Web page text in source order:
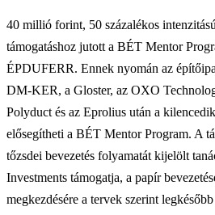
40 millió forint, 50 százalékos
támogatáshoz jutott a BÉT Mentor
ÉPDUFERR. Ennek nyomán az
DM-KER, a Gloster, az OXO
Polyduct és az Eprolius után a
elősegítheti a BÉT Mentor Program. A
tőzsdei bevezetés folyamatát kijelölt
Investments támogatja, a papír
megkezdésére a tervek szerint